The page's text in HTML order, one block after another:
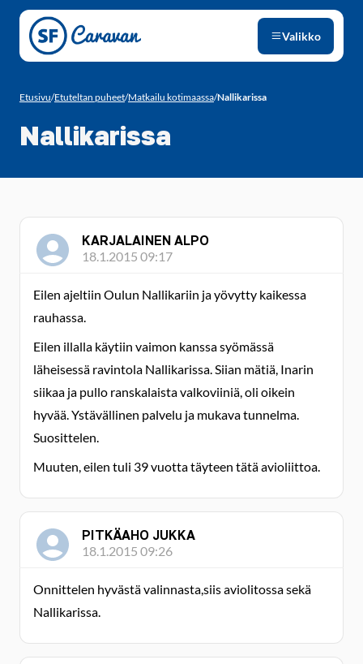
Siirry sivun sisältöön
Valikko
Etusivu/Etuteltan puheet/Matkailu kotimaassa/Nallikarissa
Nallikarissa
KARJALAINEN ALPO
18.1.2015 09:17
Eilen ajeltiin Oulun Nallikariin ja yövytty kaikessa
rauhassa.
Eilen illalla käytiin vaimon kanssa syömässä
läheisessä ravintola Nallikarissa. Siian mätiä, Inarin
siikaa ja pullo ranskalaista valkoviiniä, oli oikein
hyvää. Ystävällinen palvelu ja mukava tunnelma.
Suosittelen.
Muuten, eilen tuli 39 vuotta täyteen tätä avioliittoa.
PITKÄAHO JUKKA
18.1.2015 09:26
Onnittelen hyvästä valinnasta,siis aviolitossa sekä
Nallikarissa.